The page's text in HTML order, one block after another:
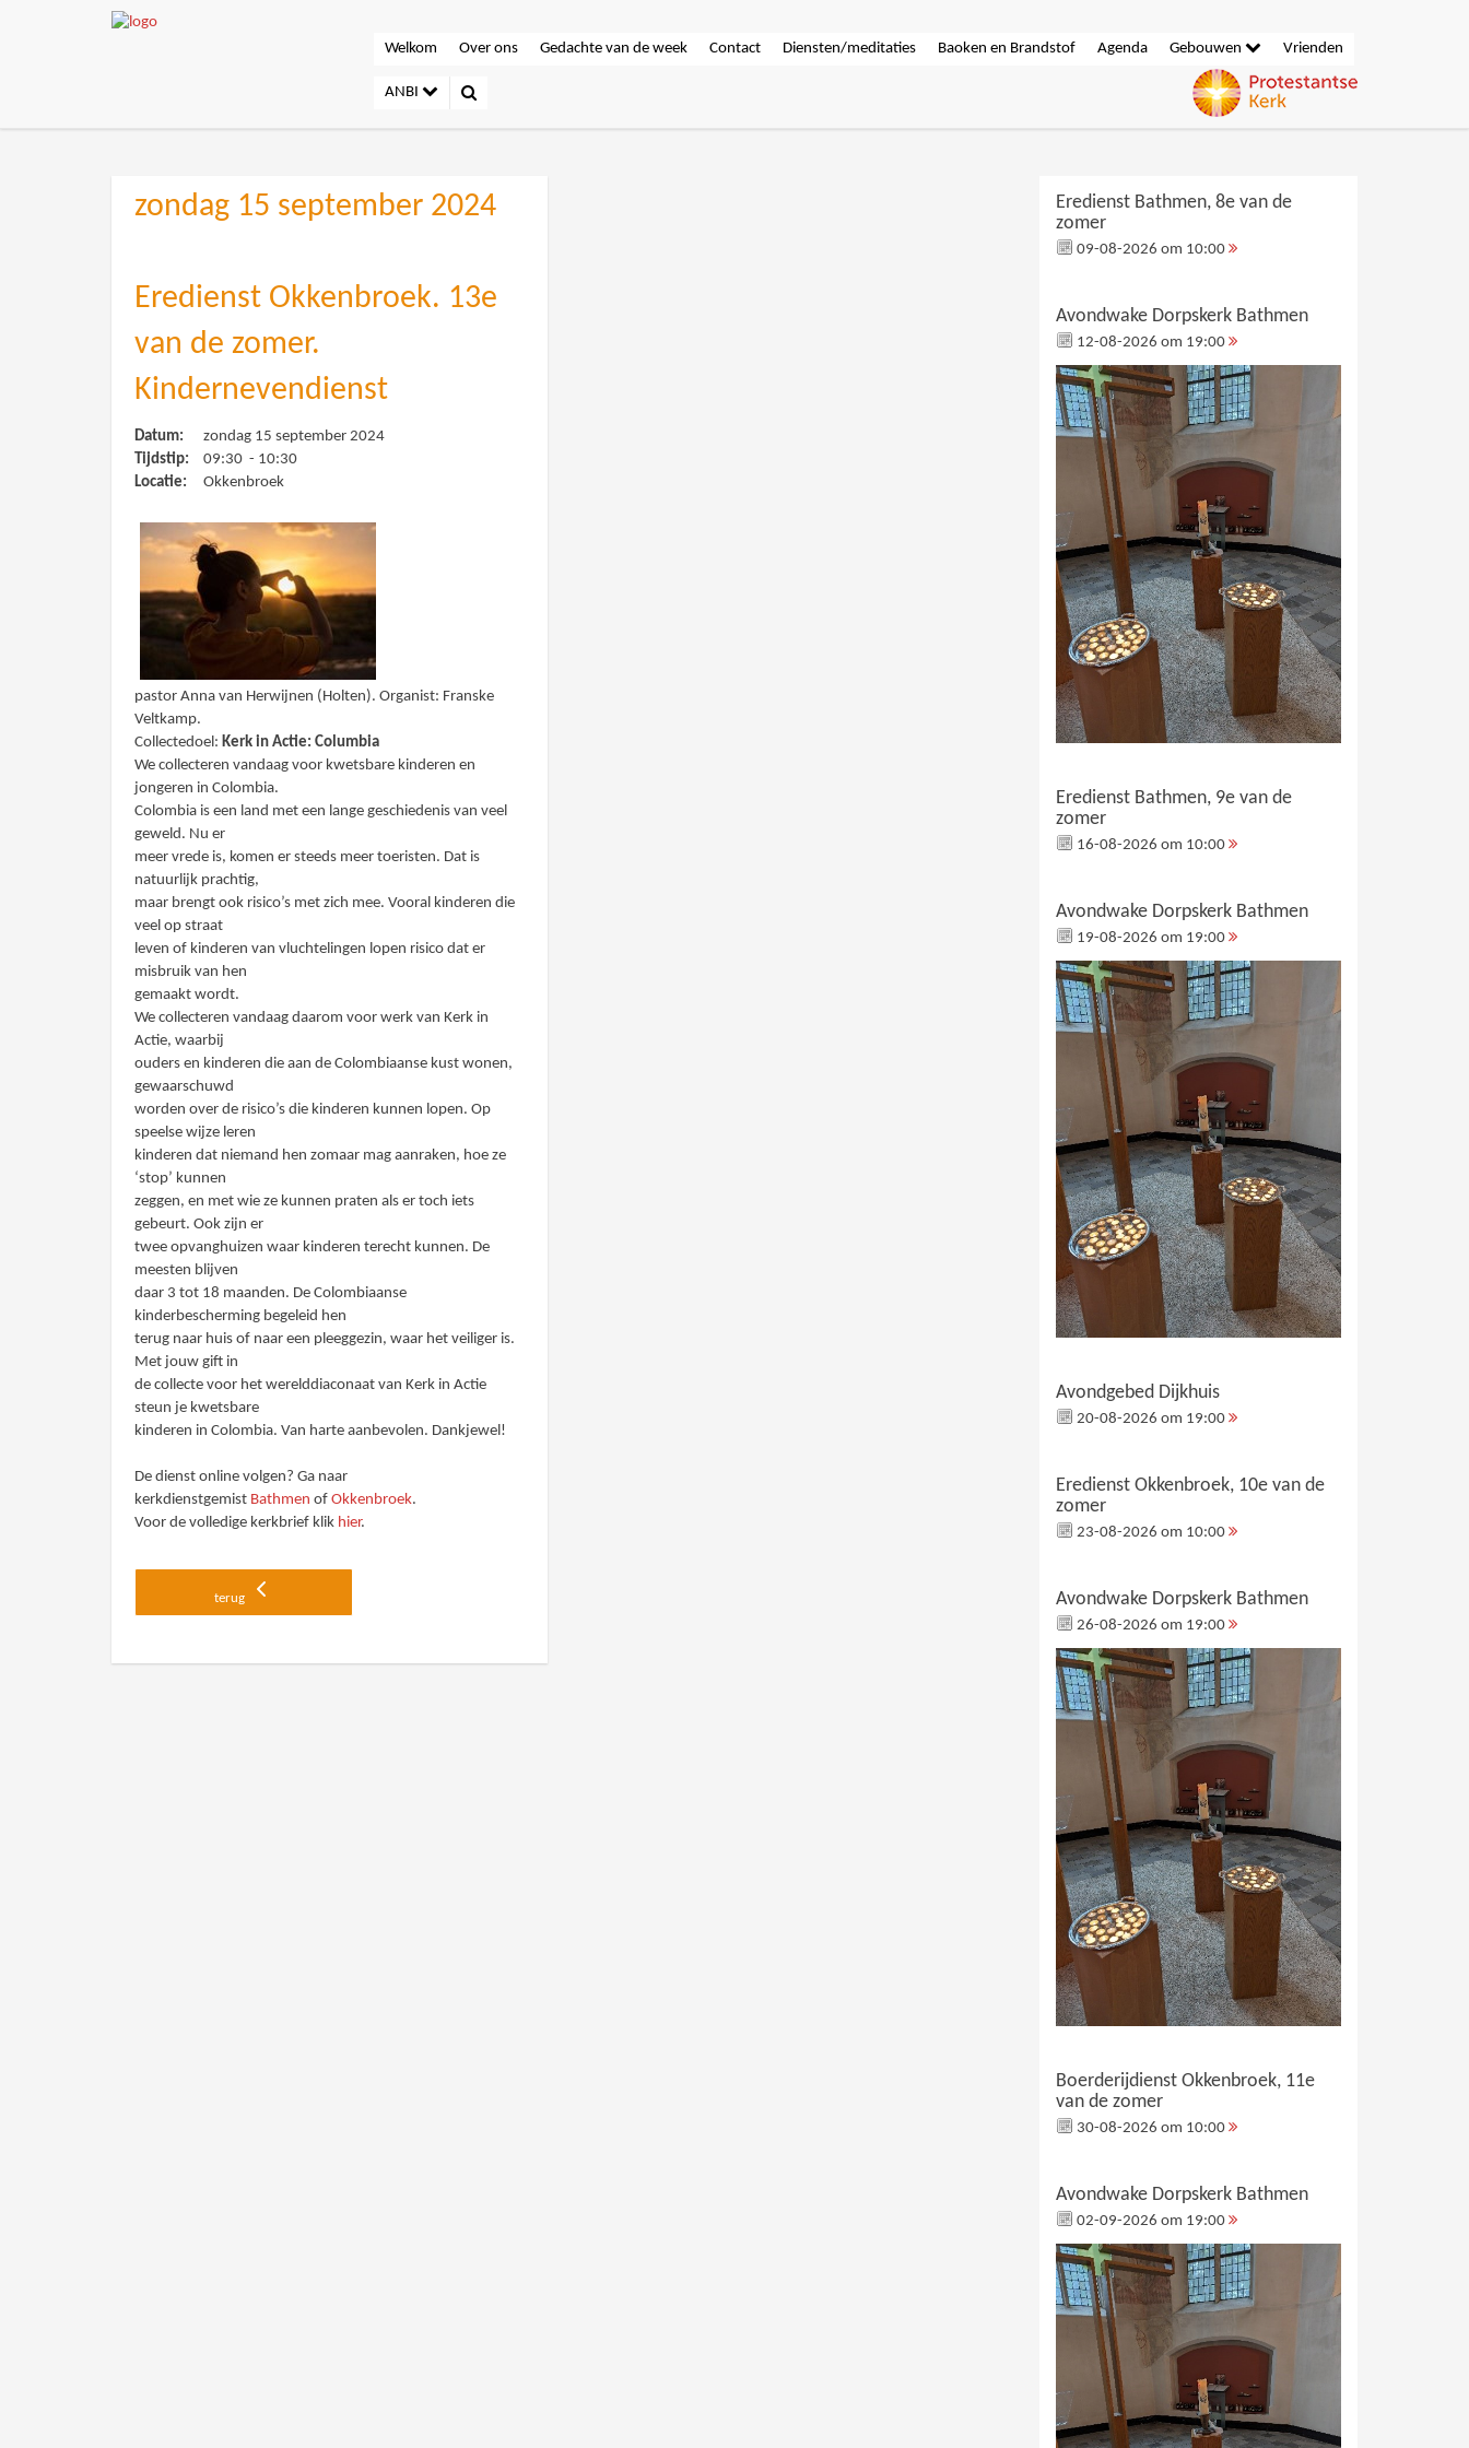
Welkom Over ons Gedachte van de week Contact Diensten/meditaties Baoken en Brandstof Agenda Gebouwen Vrienden
ANBI
zondag 15 september 2024
Eredienst Okkenbroek. 13e
van de zomer.
Kindernevendienst
Datum:
zondag 15 september 2024
Tijdstip:
09:30 - 10:30
Locatie:
Okkenbroek
pastor Anna van Herwijnen (Holten). Organist: Franske
Veltkamp.
Collectedoel:Kerk in Actie: Columbia
We collecteren vandaag voor kwetsbare kinderen en
jongeren in Colombia.
Colombia is een land met een lange geschiedenis van veel
geweld. Nu er
meer vrede is, komen er steeds meer toeristen. Dat is
natuurlijk prachtig,
maar brengt ook risico’s met zich mee. Vooral kinderen die
veel op straat
leven of kinderen van vluchtelingen lopen risico dat er
misbruik van hen
gemaakt wordt.
We collecteren vandaag daarom voor werk van Kerk in
Actie, waarbij
ouders en kinderen die aan de Colombiaanse kust wonen,
gewaarschuwd
worden over de risico’s die kinderen kunnen lopen. Op
speelse wijze leren
kinderen dat niemand hen zomaar mag aanraken, hoe ze
‘stop’ kunnen
zeggen, en met wie ze kunnen praten als er toch iets
gebeurt. Ook zijn er
twee opvanghuizen waar kinderen terecht kunnen. De
meesten blijven
daar 3 tot 18 maanden. De Colombiaanse
kinderbescherming begeleid hen
terug naar huis of naar een pleeggezin, waar het veiliger is.
Met jouw gift in
de collecte voor het werelddiaconaat van Kerk in Actie
steun je kwetsbare
kinderen in Colombia. Van harte aanbevolen. Dankjewel!
De dienst online volgen? Ga naar
kerkdienstgemist Bathmen ofOkkenbroek.
Voor de volledige kerkbrief klik hier.
terug
Eredienst Bathmen, 8e van de
zomer
09-08-2026 om 10:00
Avondwake Dorpskerk Bathmen
12-08-2026 om 19:00
Eredienst Bathmen, 9e van de
zomer
16-08-2026 om 10:00
Avondwake Dorpskerk Bathmen
19-08-2026 om 19:00
Avondgebed Dijkhuis
20-08-2026 om 19:00
Eredienst Okkenbroek, 10e van de
zomer
23-08-2026 om 10:00
Avondwake Dorpskerk Bathmen
26-08-2026 om 19:00
Boerderijdienst Okkenbroek, 11e
van de zomer
30-08-2026 om 10:00
Avondwake Dorpskerk Bathmen
02-09-2026 om 19:00